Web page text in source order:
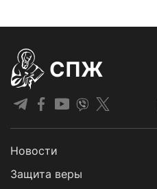
СПЖ
Новости
Защита веры